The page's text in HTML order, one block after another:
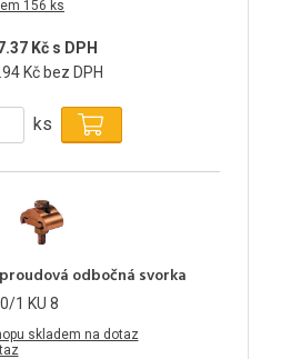
156 ks
Kč s DPH
Kč bez DPH
ks
odbočná svorka
1 KU 8
skladem na dotaz